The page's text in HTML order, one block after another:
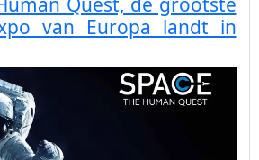
van Europa landt in